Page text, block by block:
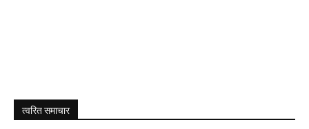
त्वरित समाचार